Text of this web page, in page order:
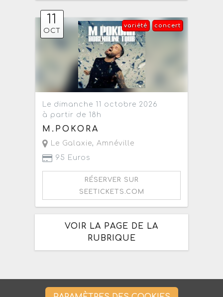
11
OCT
concert
variété
Le dimanche 11 octobre 2026
à partir de 18h
M.POKORA
Le Galaxie, Amnéville
95 Euros
RÉSERVER SUR
SEETICKETS.COM
VOIR LA PAGE DE LA
RUBRIQUE